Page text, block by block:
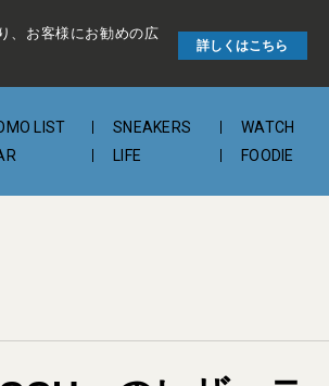
、お客様にお勧めの広
詳しくはこちら
LIST SNEAKERS WATCH
LIFE FOODIE